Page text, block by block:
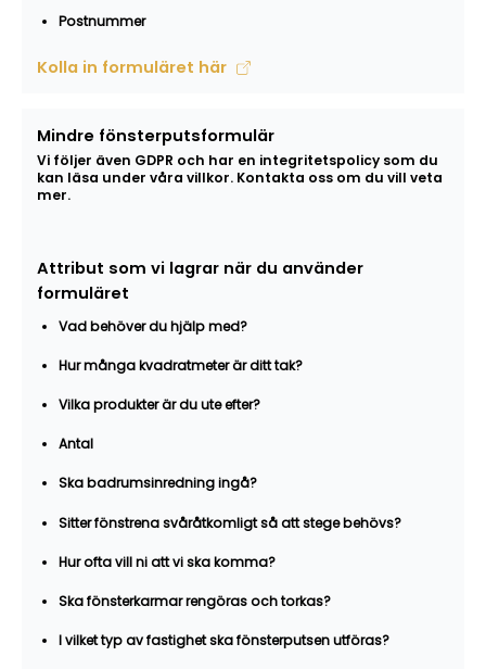
Postnummer
Kolla in formuläret här
Mindre fönsterputsformulär
Vi följer även GDPR och har en integritetspolicy som du
kan läsa under våra villkor. Kontakta oss om du vill veta
mer.
Attribut som vi lagrar när du använder
formuläret
Vad behöver du hjälp med?
Hur många kvadratmeter är ditt tak?
Vilka produkter är du ute efter?
Antal
Ska badrumsinredning ingå?
Sitter fönstrena svåråtkomligt så att stege behövs?
Hur ofta vill ni att vi ska komma?
Ska fönsterkarmar rengöras och torkas?
I vilket typ av fastighet ska fönsterputsen utföras?